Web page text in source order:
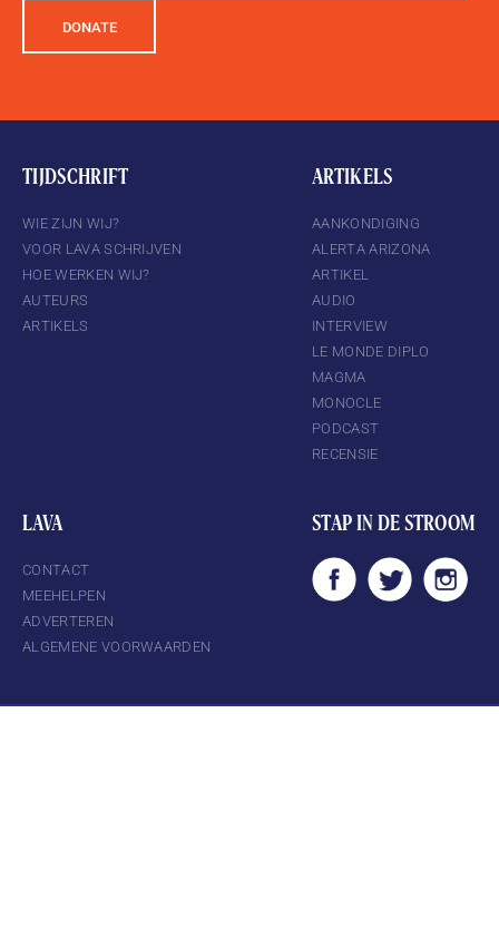
DONATE
TIJDSCHRIFT
WIE ZIJN WIJ?
VOOR LAVA SCHRIJVEN
HOE WERKEN WIJ?
AUTEURS
ARTIKELS
ARTIKELS
AANKONDIGING
ALERTA ARIZONA
ARTIKEL
AUDIO
INTERVIEW
LE MONDE DIPLO
MAGMA
MONOCLE
PODCAST
RECENSIE
LAVA
CONTACT
MEEHELPEN
ADVERTEREN
ALGEMENE VOORWAARDEN
STAP IN DE STROOM